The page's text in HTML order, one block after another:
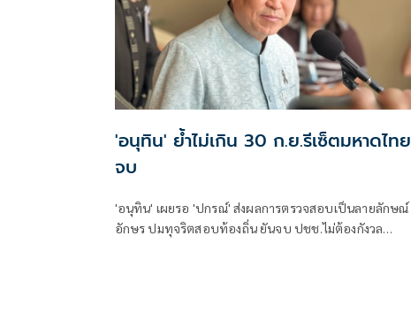
'อนุทิน' ย้ำไม่เกิน 30 ก.ย.รีเซ็ตมหาดไทย
จบ
'อนุทิน' เผยรอ 'ปกรณ์' ส่งผลการตรวจสอบเป็นลายลักษณ์
อักษร ปมทุจริตสอบท้องถิ่น ยันจบ ปชช.ไม่ต้องกังวล